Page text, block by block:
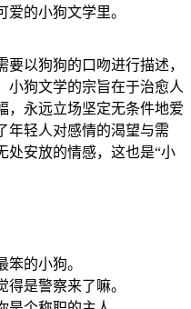
的小狗文学里。
以狗狗的口吻进行描述，
小狗文学的宗旨在于治愈人
，永远立场坚定无条件地爱
年轻人对感情的渴望与需
处安放的情感，这也是“小
的小狗。
是警察来了嘛。